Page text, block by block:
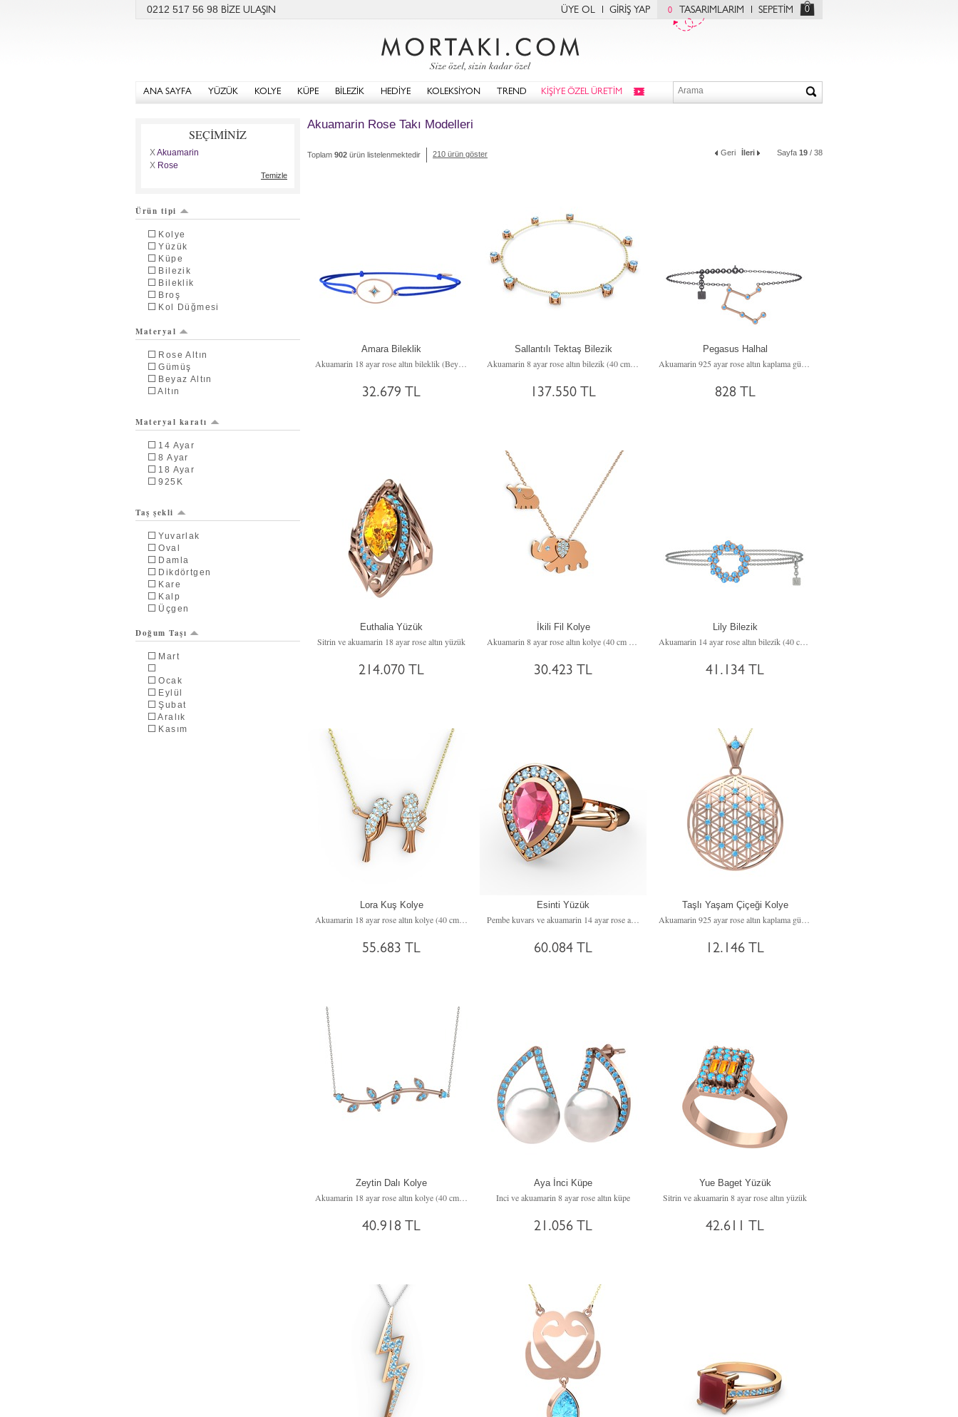
0212 517 56 98 BİZE ULAŞIN ÜYE OL GİRİŞ YAP 0 TASARIMLARIM SEPETİM 0
ANA SAYFA YÜZÜK KOLYE KÜPE BİLEZİK HEDİYE KOLEKSİYON TREND KİŞİYE ÖZEL ÜRETİM
SEÇİMİNİZ
XAkuamarin
X Rose
Temizle
Ürün tipi
Kolye
Yüzük
Küpe
Bilezik
Bileklik
Broş
Kol Düğmesi
Materyal
Rose Altın
Gümüş
Beyaz Altın
Altın
Materyal karatı
14 Ayar
8 Ayar
18 Ayar
925K
Taş şekli
Yuvarlak
Oval
Damla
Dikdörtgen
Kare
Kalp
Üçgen
Doğum Taşı
Mart
Ocak
Eylül
Şubat
Aralık
Kasım
Akuamarin Rose Takı Modelleri
Toplam 902 ürün listelenmektedir 210 ürün göster Geri İleri Sayfa 19 / 38
Amara Bileklik
32.679 TL
Sallantılı Tektaş Bilezik
137.550 TL
Pegasus Halhal
828 TL
Euthalia Yüzük
Sitrin ve akuamarin 18 ayar rose altın yüzük
214.070 TL
İkili Fil Kolye
30.423 TL
Lily Bilezik
41.134 TL
Lora Kuş Kolye
55.683 TL
Esinti Yüzük
60.084 TL
Taşlı Yaşam Çiçeği Kolye
12.146 TL
Zeytin Dalı Kolye
40.918 TL
Aya İnci Küpe
Inci ve akuamarin 8 ayar rose altın küpe
21.056 TL
Yue Baget Yüzük
Sitrin ve akuamarin 8 ayar rose altın yüzük
42.611 TL